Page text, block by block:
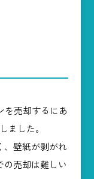
を売却するにあ
ました。
、壁紙が剥がれ
の売却は難しい